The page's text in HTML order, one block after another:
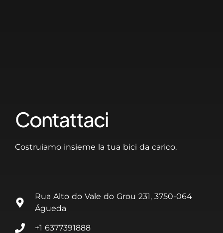
Contattaci
Costruiamo insieme la tua bici da carico.
Rua Alto do Vale do Grou 231, 3750-064
Águeda
+1 6377391888